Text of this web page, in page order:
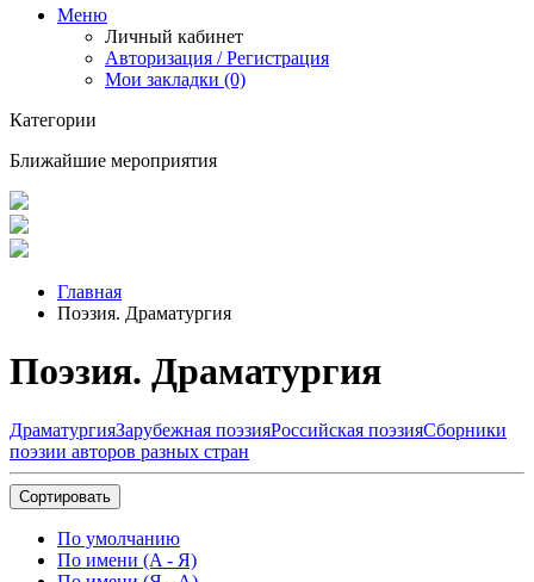
Меню
Личный кабинет
Авторизация / Регистрация
Мои закладки (0)
Категории
Ближайшие мероприятия
Главная
Поэзия. Драматургия
Поэзия. Драматургия
ДраматургияЗарубежная поэзияРоссийская поэзияСборники
поэзии авторов разных стран
Сортировать
По умолчанию
По имени (A - Я)